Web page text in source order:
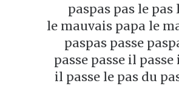
paspas pas le pas
le mauvais papa le
paspas passe
passe passe il passe
il passe le pas du